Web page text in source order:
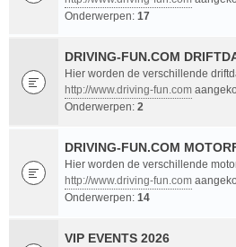
Onderwerpen: 17
DRIVING-FUN.COM
Hier worden de verschillende
http://www.driving-fun.com
Onderwerpen: 2
DRIVING-FUN.COM
Hier worden de verschillende
http://www.driving-fun.com
Onderwerpen: 14
VIP EVENTS 2026